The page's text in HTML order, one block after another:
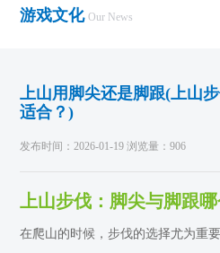
游戏文化 Our News
上山用脚尖还是脚跟(上山
适合？)
发布时间：2026-01-19 浏览量：906
上山步伐：脚尖与脚跟
在爬山的时候，步伐的选择尤为重